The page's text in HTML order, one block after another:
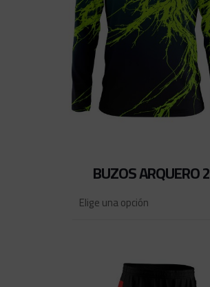
BUZOS ARQUERO 2